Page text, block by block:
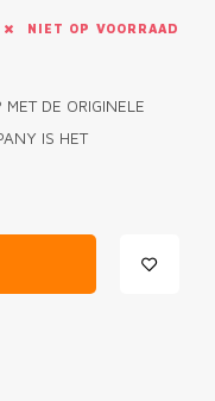
NIET OP VOORRAAD
DE ORIGINELE
IS HET